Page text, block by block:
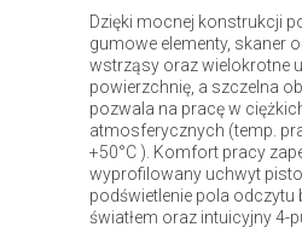
Dzięki mocnej konstrukcji
gumowe elementy, skaner
wstrząsy oraz wielokrotne
powierzchnię, a szczelna
pozwala na pracę w
atmosferycznych (temp.
+50°C ). Komfort pracy
wyprofilowany uchwyt
podświetlenie pola odczytu
światłem oraz intuicyjny 4-